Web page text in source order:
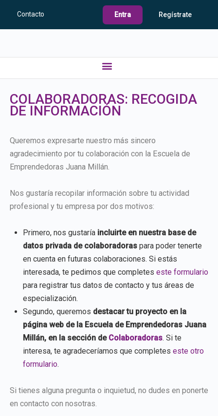
Contacto Entra Regístrate
COLABORADORAS: RECOGIDA
DE INFORMACIÓN
Queremos expresarte nuestro más sincero
agradecimiento por tu colaboración con la Escuela de
Emprendedoras Juana Millán.
Nos gustaría recopilar información sobre tu actividad
profesional y tu empresa por dos motivos:
Primero, nos gustaría incluirte en nuestra base de
datos privada de colaboradoras para poder tenerte
en cuenta en futuras colaboraciones. Si estás
interesada, te pedimos que completes este formulario
para registrar tus datos de contacto y tus áreas de
especialización.
Segundo, queremos destacar tu proyecto en la
página web de la Escuela de Emprendedoras Juana
Millán, en la sección de Colaboradoras. Si te
interesa, te agradeceríamos que completes este otro
formulario.
Si tienes alguna pregunta o inquietud, no dudes en ponerte
en contacto con nosotras.